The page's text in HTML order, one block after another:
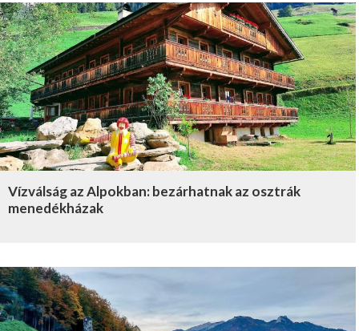
Vízválság az Alpokban: bezárhatnak az osztrák
menedékházak